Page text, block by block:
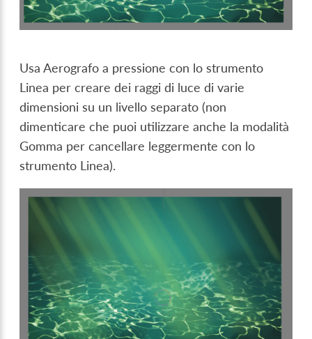
Usa Aerografo a pressione con lo strumento
Linea per creare dei raggi di luce di varie
dimensioni su un livello separato (non
dimenticare che puoi utilizzare anche la modalità
Gomma per cancellare leggermente con lo
strumento Linea).